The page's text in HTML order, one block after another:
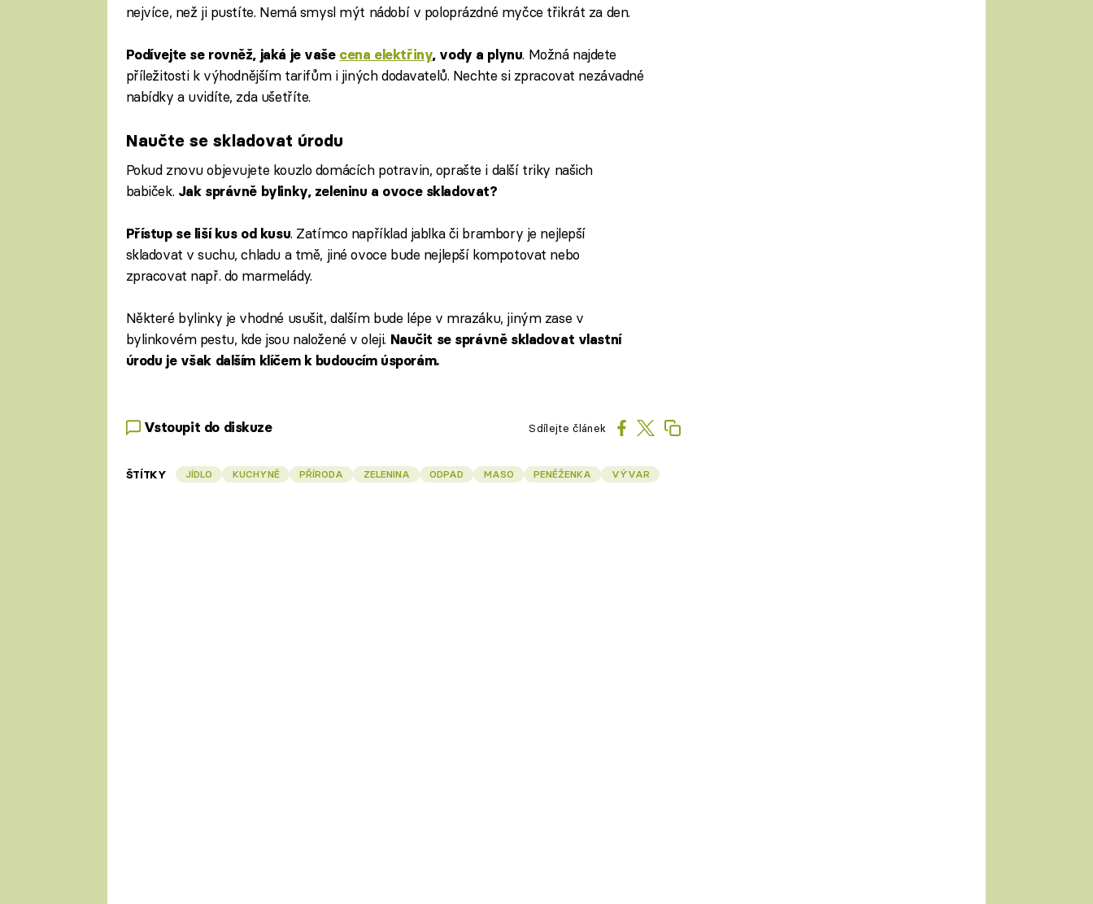
nejvíce, než ji pustíte. Nemá smysl mýt nádobí v poloprázdné myčce třikrát za den.
Podívejte se rovněž, jaká je vaše cena elektřiny, vody a plynu. Možná najdete
příležitosti k výhodnějším tarifům i jiných dodavatelů. Nechte si zpracovat nezávadné
nabídky a uvidíte, zda ušetříte.
Naučte se skladovat úrodu
Pokud znovu objevujete kouzlo domácích potravin, oprašte i další triky našich
babiček. Jak správně bylinky, zeleninu a ovoce skladovat?
Přístup se liší kus od kusu. Zatímco například jablka či brambory je nejlepší
skladovat v suchu, chladu a tmě, jiné ovoce bude nejlepší kompotovat nebo
zpracovat např. do marmelády.
Některé bylinky je vhodné usušit, dalším bude lépe v mrazáku, jiným zase v
bylinkovém pestu, kde jsou naložené v oleji. Naučit se správně skladovat vlastní
úrodu je však dalším klíčem k budoucím úsporám.
Vstoupit do diskuze Sdílejte článek
ŠTÍTKY JÍDLO KUCHYNĚ PŘÍRODA ZELENINA ODPAD MASO PENĚŽENKA VÝVAR